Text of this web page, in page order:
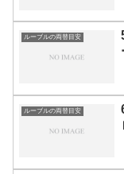
ルーブルの両替目安
ルーブルの両替目安